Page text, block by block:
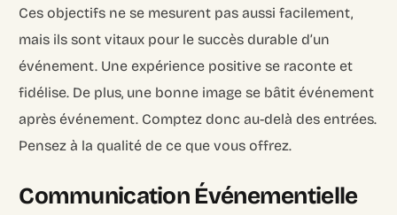
Ces objectifs ne se mesurent pas aussi facilement,
mais ils sont vitaux pour le succès durable d’un
événement. Une expérience positive se raconte et
fidélise. De plus, une bonne image se bâtit événement
après événement. Comptez donc au-delà des entrées.
Pensez à la qualité de ce que vous offrez.
Communication Événementielle